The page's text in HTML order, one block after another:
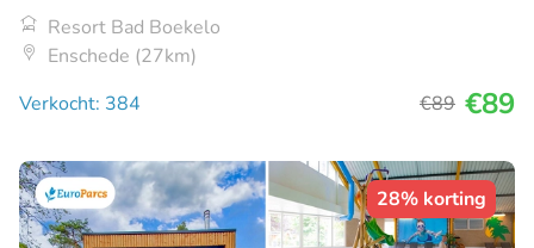
Resort Bad Boekelo
Enschede (27km)
Verkocht: 384
€89 €89
28% korting